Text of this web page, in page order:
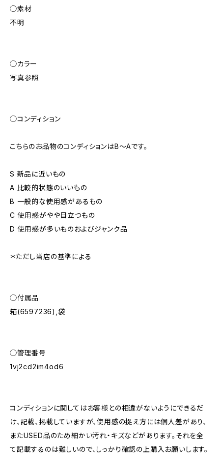
◯素材
不明
◯カラー
写真参照
◯コンディション
こちらのお品物のコンディションはB〜Aです。
S 新品に近いもの
A 比較的状態のいいもの
B 一般的な使用感があるもの
C 使用感がやや目立つもの
D 使用感が多いものおよびジャンク品
＊ただし当店の基準による
◯付属品
箱(6597236),袋
◯管理番号
1vj2cd2im4od6
コンディションに関してはお客様との相違がないようにできるだ
け、記載、掲載していますが、使用感の捉え方には個人差があり、
またUSED品のため細かい汚れ・キズなどがあります。それを全
て記載するのは難しいので、しっかり確認の上購入お願いします。